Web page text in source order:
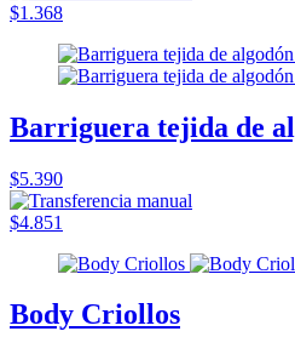
$1.368
Barriguera tejida de
$5.390
$4.851
Body Criollos